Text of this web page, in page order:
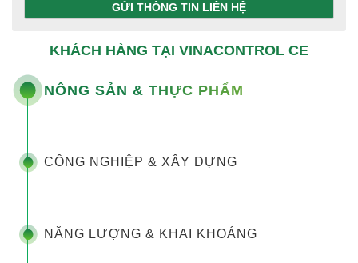
GỬI THÔNG TIN LIÊN HỆ
KHÁCH HÀNG TẠI VINACONTROL CE
NÔNG SẢN & THỰC PHẨM
CÔNG NGHIỆP & XÂY DỰNG
NĂNG LƯỢNG & KHAI KHOÁNG